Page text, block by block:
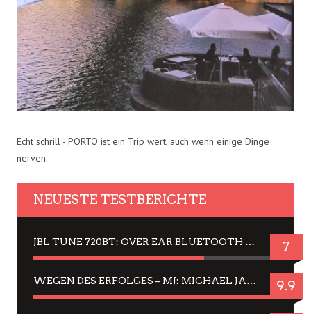
Echt schrill - PORTO ist ein Trip wert, auch wenn einige Dinge
nerven.
NEUESTE TESTBERICHTE
JBL TUNE 720BT: OVER EAR BLUETOOTH KOPFHÖRER UM DIE 50,-€ IM DAUER-TEST 7
WEGEN DES ERFOLGES – MJ: MICHAEL JACKSON MUSICAL IN EINER MATINEE SEHEN 9.9